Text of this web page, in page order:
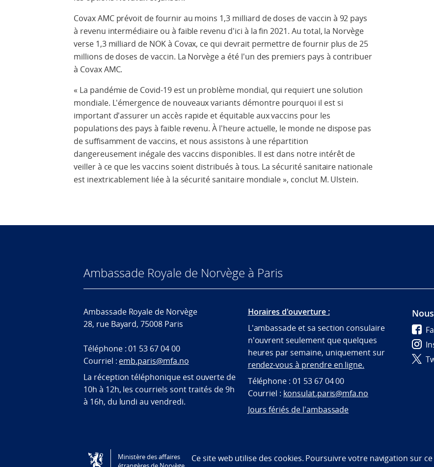
Covax AMC prévoit de fournir au moins 1,3 milliard de doses de vaccin à 92 pays
à revenu intermédiaire ou à faible revenu d'ici à la fin 2021. Au total, la Norvège
verse 1,3 milliard de NOK à Covax, ce qui devrait permettre de fournir plus de 25
millions de doses de vaccin. La Norvège a été l'un des premiers pays à contribuer
à Covax AMC.
« La pandémie de Covid-19 est un problème mondial, qui requiert une solution
mondiale. L'émergence de nouveaux variants démontre pourquoi il est si
important d'assurer un accès rapide et équitable aux vaccins pour les
populations des pays à faible revenu. À l'heure actuelle, le monde ne dispose pas
de suffisamment de vaccins, et nous assistons à une répartition
dangereusement inégale des vaccins disponibles. Il est dans notre intérêt de
veiller à ce que les vaccins soient distribués à tous. La sécurité sanitaire nationale
est inextricablement liée à la sécurité sanitaire mondiale », conclut M. Ulstein.
Ambassade Royale de Norvège à Paris
Ambassade Royale de Norvège
28, rue Bayard, 75008 Paris
Téléphone : 01 53 67 04 00
Courriel : emb.paris@mfa.no
La réception téléphonique est ouverte de
10h à 12h, les courriels sont traités de 9h
à 16h, du lundi au vendredi.
Horaires d'ouverture :
L'ambassade et sa section consulaire
n'ouvrent seulement que quelques
heures par semaine, uniquement sur
rendez-vous à prendre en ligne.
Téléphone : 01 53 67 04 00
Courriel : konsulat.paris@mfa.no
Jours fériés de l'ambassade
Tilgjengelighetserklæring / Accessibility statement (NO)
Ministère des affaires
Ce site web utilise des cookies. Poursuivre votre navigation sur